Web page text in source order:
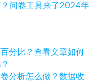
问卷工具来了2024年
查看文章如何
分析怎么做？数据收